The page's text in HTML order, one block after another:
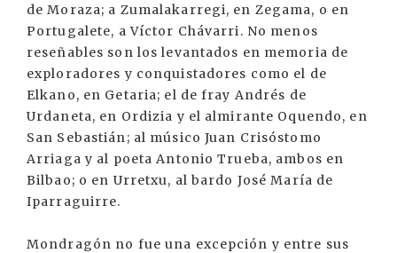
de Moraza; a Zumalakarregi, en Zegama, o en
Portugalete, a Víctor Chávarri. No menos
reseñables son los levantados en memoria de
exploradores y conquistadores como el de
Elkano, en Getaria; el de fray Andrés de
Urdaneta, en Ordizia y el almirante Oquendo, en
San Sebastián; al músico Juan Crisóstomo
Arriaga y al poeta Antonio Trueba, ambos en
Bilbao; o en Urretxu, al bardo José María de
Iparraguirre.
Mondragón no fue una excepción y entre sus